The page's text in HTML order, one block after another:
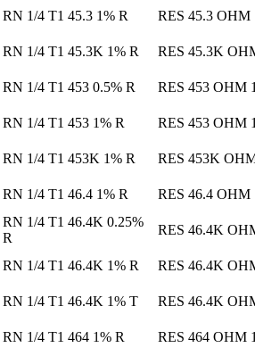
RN 1/4 T1 45.3 1% R
RES 45.3
RN 1/4 T1 45.3K 1% R
RES 45.3K
RN 1/4 T1 453 0.5% R
RES 453 OHM
RN 1/4 T1 453 1% R
RES 453 OHM
RN 1/4 T1 453K 1% R
RES 453K
RN 1/4 T1 46.4 1% R
RES 46.4
RN 1/4 T1 46.4K 0.25%
R
RES 46.4K
RN 1/4 T1 46.4K 1% R
RES 46.4K
RN 1/4 T1 46.4K 1% T
RES 46.4K
RN 1/4 T1 464 1% R
RES 464 OHM